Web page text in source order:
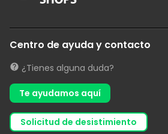
Centro de ayuda y contacto
¿Tienes alguna duda?
Te ayudamos aquí
solicitud de desistimiento